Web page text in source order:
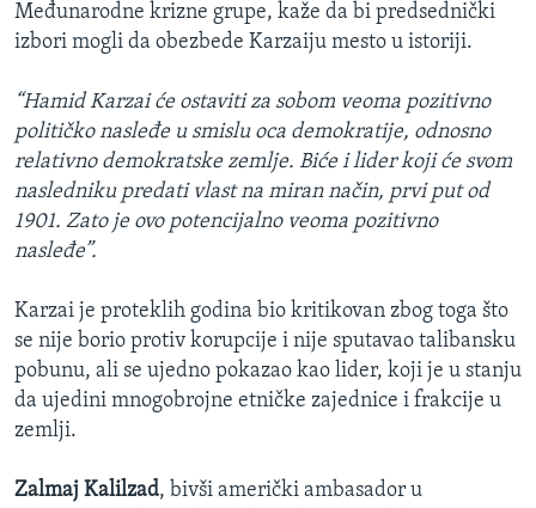
Međunarodne krizne grupe, kaže da bi predsednički
izbori mogli da obezbede Karzaiju mesto u istoriji.
“Hamid Karzai će ostaviti za sobom veoma pozitivno
političko nasleđe u smislu oca demokratije, odnosno
relativno demokratske zemlje. Biće i lider koji će svom
nasledniku predati vlast na miran način, prvi put od
1901. Zato je ovo potencijalno veoma pozitivno
nasleđe”.
Karzai je proteklih godina bio kritikovan zbog toga što
se nije borio protiv korupcije i nije sputavao talibansku
pobunu, ali se ujedno pokazao kao lider, koji je u stanju
da ujedini mnogobrojne etničke zajednice i frakcije u
zemlji.
Zalmaj Kalilzad, bivši američki ambasador u